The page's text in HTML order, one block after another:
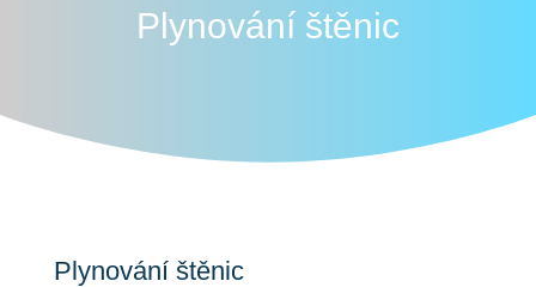
Plynování štěnic
Plynování štěnic